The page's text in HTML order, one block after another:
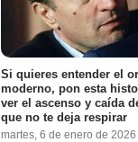
Si quieres entender el
moderno, pon esta
ver el ascenso y caída
que no te deja respirar
martes, 6 de enero de 2026